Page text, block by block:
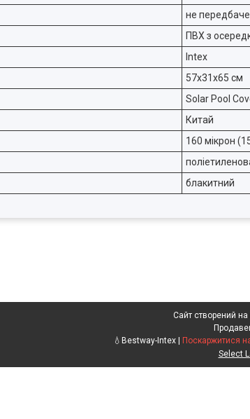
не
ПВХ з
Intex
57x31x65 см
Solar Pool
Китай
160 мікрон
блакитний
Сайт створений на
Поскаржитися
Select